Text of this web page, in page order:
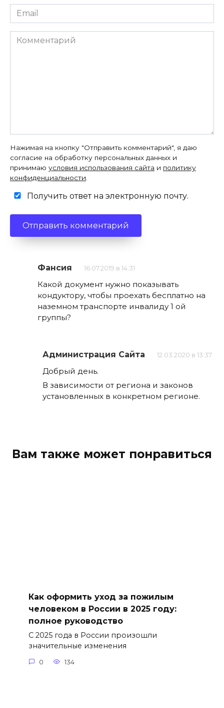
Email
*
Комментарий
Нажимая на кнопку "Отправить комментарий", я даю
согласие на обработку персональных данных и
принимаю условия использования сайта и политику
конфиденциальности.
Получить ответ на электронную почту.
Фансия 16.07.2019 в 14:31
Какой документ нужно показывать
кондуктору, чтобы проехать бесплатно на
наземном транспорте инвалиду 1 ой
группы?
Администрация Сайта 12.03.2020 в 13:37
Добрый день.
В зависимости от региона и законов
установленных в конкретном регионе.
Вам также может понравиться
Как оформить уход за пожилым
человеком в России в 2025 году:
полное руководство
С 2025 года в России произошли
значительные изменения
0 134